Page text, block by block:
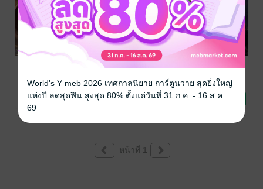
Mymelody2506/
mymelodysolly
นิยายโรมานซ์
แสร้งร้ายพ่าย
ราฟาเอล)
Mymelody2506/
mymelodysolly
นิยายโรมานซ์
เมื่อฤดูฝนวนมา
mymelody2506
mymelodysolly
พารานอร์มอล
หน้าที่ 1
World's Y meb 2026 เทศกาลนิยาย การ์ตูนวาย สุดยิ่งใหญ่
แห่งปี ลดสุดฟิน สูงสุด 80% ตั้งแต่วันที่ 31 ก.ค. - 16 ส.ค.
69